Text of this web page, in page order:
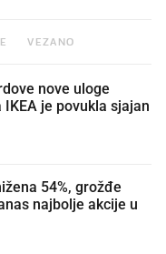
VEZANO
nove uloge
je povukla sjajan
54%, grožđe
najbolje akcije u